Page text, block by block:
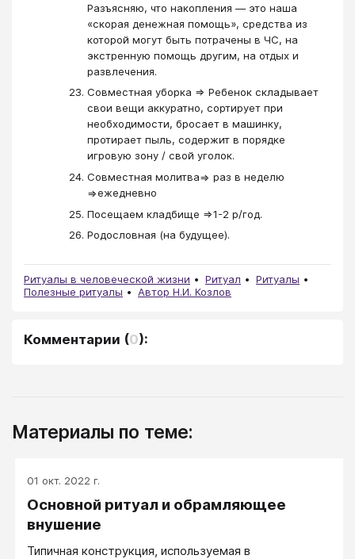
Разъясняю, что накопления — это наша
«скорая денежная помощь», средства из
которой могут быть потрачены в ЧС, на
экстренную помощь другим, на отдых и
развлечения.
Совместная уборка => Ребенок складывает
свои вещи аккуратно, сортирует при
необходимости, бросает в машинку,
протирает пыль, содержит в порядке
игровую зону / свой уголок.
Совместная молитва=> раз в неделю
=>ежедневно
Посещаем кладбище =>1-2 р/год.
Родословная (на будущее).
Ритуалы в человеческой жизни Ритуал
Ритуалы
Полезные ритуалы
Автор Н.И. Козлов
Комментарии (0):
Материалы по теме:
01 окт. 2022 г.
Основной ритуал и обрамляющее
внушение
Типичная конструкция, используемая в